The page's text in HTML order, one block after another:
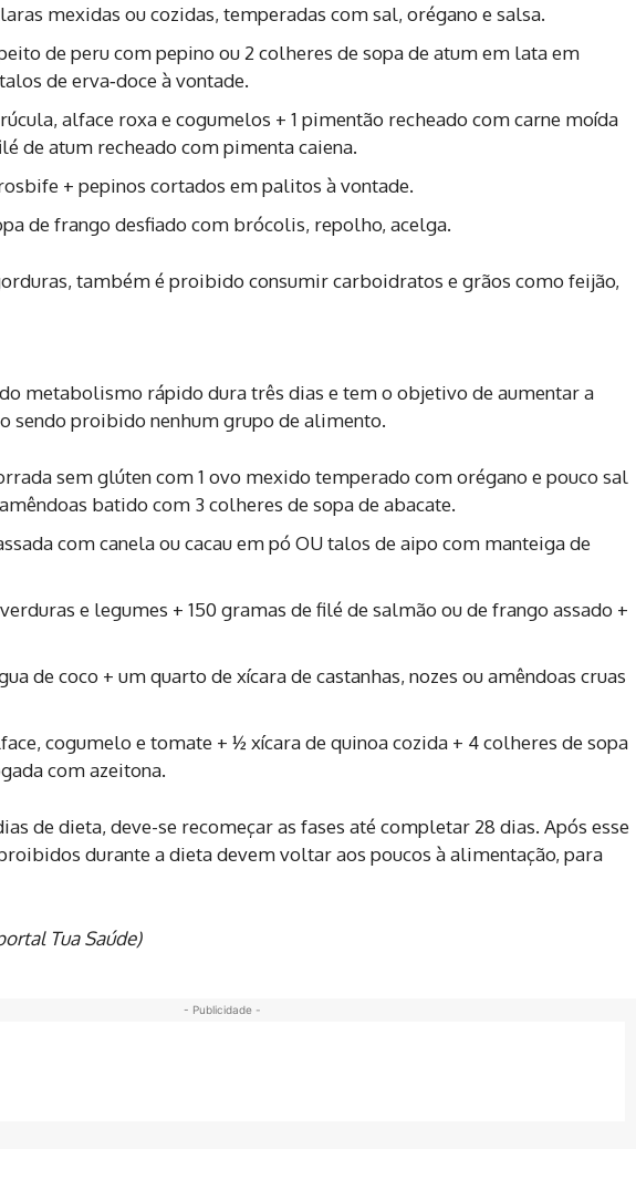
mexidas ou cozidas, temperadas com sal, orégano e salsa.
de peru com pepino ou 2 colheres de sopa de atum em lata em
de erva‑doce à vontade.
alface roxa e cogumelos + 1 pimentão recheado com carne moída
de atum recheado com pimenta caiena.
+ pepinos cortados em palitos à vontade.
de frango desfiado com brócolis, repolho, acelga.
também é proibido consumir carboidratos e grãos como feijão,
metabolismo rápido dura três dias e tem o objetivo de aumentar a
sendo proibido nenhum grupo de alimento.
sem glúten com 1 ovo mexido temperado com orégano e pouco sal
batido com 3 colheres de sopa de abacate.
com canela ou cacau em pó OU talos de aipo com manteiga de
e legumes + 150 gramas de filé de salmão ou de frango assado +
de coco + um quarto de xícara de castanhas, nozes ou amêndoas cruas
cogumelo e tomate + ½ xícara de quinoa cozida + 4 colheres de sopa
com azeitona.
de dieta, deve-se recomeçar as fases até completar 28 dias. Após esse
durante a dieta devem voltar aos poucos à alimentação, para
Tua Saúde)
- Publicidade -